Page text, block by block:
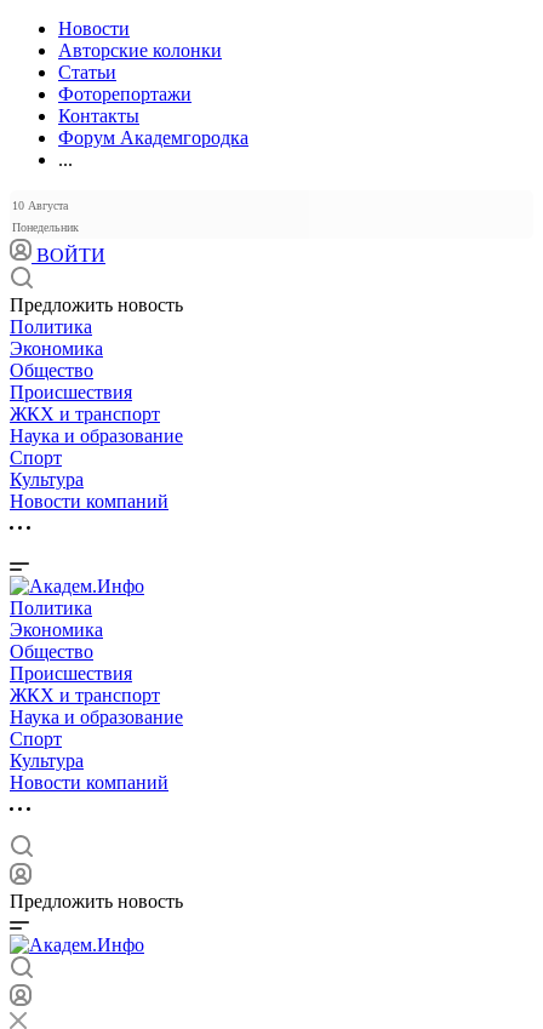
Новости
Авторские колонки
Статьи
Фоторепортажи
Контакты
Форум Академгородка
...
10 Августа
Понедельник
ВОЙТИ
Предложить новость
Политика
Экономика
Общество
Происшествия
ЖКХ и транспорт
Наука и образование
Спорт
Культура
Новости компаний
Политика
Экономика
Общество
Происшествия
ЖКХ и транспорт
Наука и образование
Спорт
Культура
Новости компаний
Предложить новость